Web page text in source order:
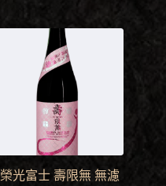
榮光富士 壽限無 無濾